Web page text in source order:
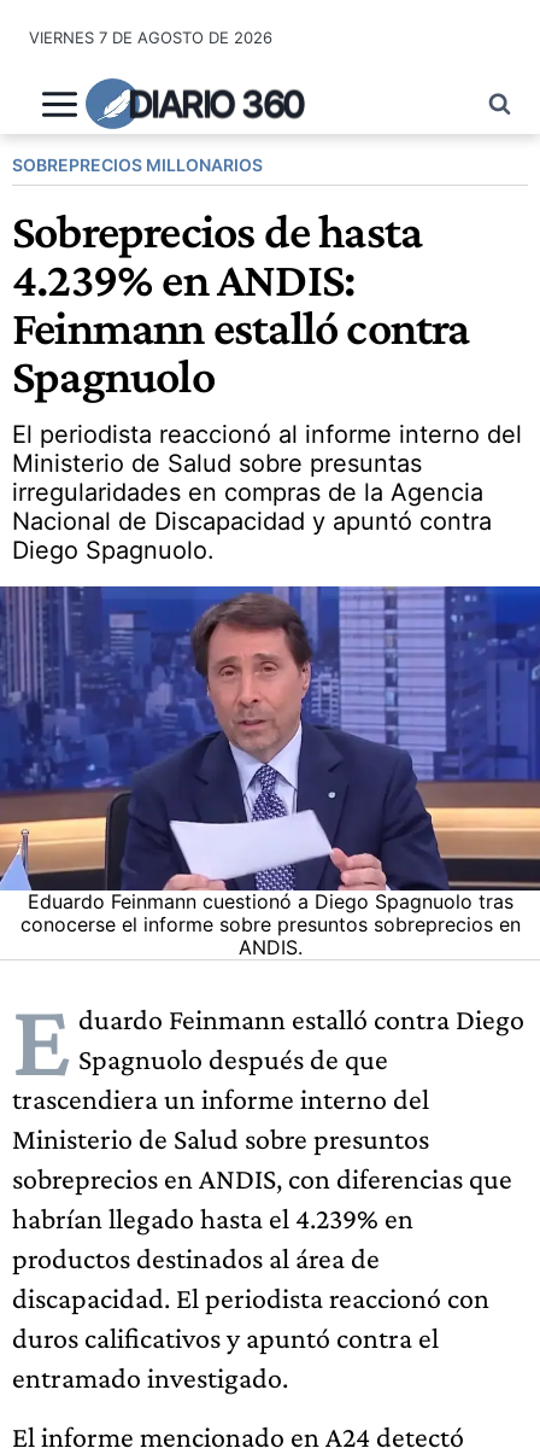
contenido
VIERNES 7 DE AGOSTO DE 2026
DIARIO 360
SOBREPRECIOS MILLONARIOS
Sobreprecios de hasta
4.239% en ANDIS:
Feinmann estalló contra
Spagnuolo
El periodista reaccionó al informe interno del
Ministerio de Salud sobre presuntas
irregularidades en compras de la Agencia
Nacional de Discapacidad y apuntó contra
Diego Spagnuolo.
Eduardo Feinmann cuestionó a Diego Spagnuolo tras
conocerse el informe sobre presuntos sobreprecios en
ANDIS.
E duardo Feinmann estalló contra Diego
Spagnuolo después de que
trascendiera un informe interno del
Ministerio de Salud sobre presuntos
sobreprecios en ANDIS, con diferencias que
habrían llegado hasta el 4.239% en
productos destinados al área de
discapacidad. El periodista reaccionó con
duros calificativos y apuntó contra el
entramado investigado.
El informe mencionado en A24 detectó